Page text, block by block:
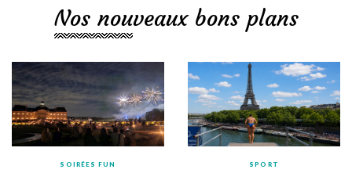
Nos nouveaux bons plans
SOIRÉES FUN SPORT